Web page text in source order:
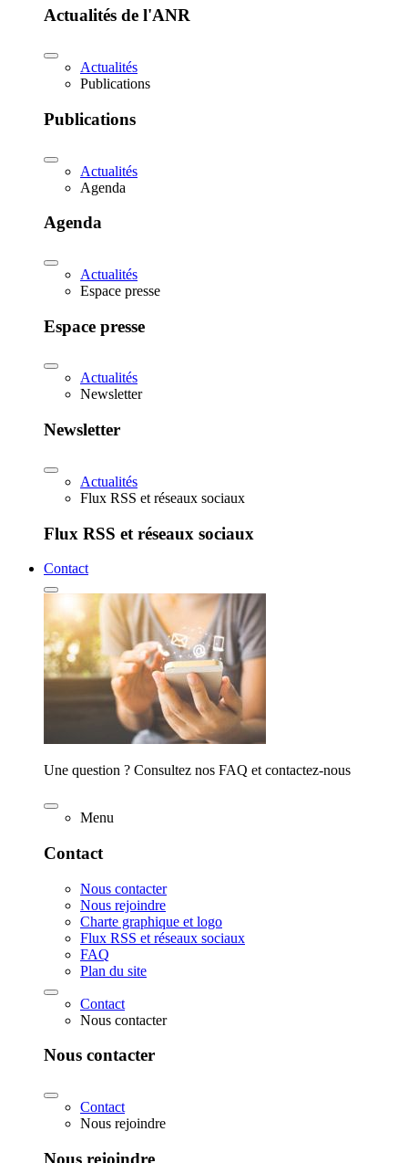
Actualités de l'ANR
Actualités
Publications
Publications
Actualités
Agenda
Agenda
Actualités
Espace presse
Espace presse
Actualités
Newsletter
Newsletter
Actualités
Flux RSS et réseaux sociaux
Flux RSS et réseaux sociaux
Contact
Une question ? Consultez nos FAQ et contactez-nous
Menu
Contact
Nous contacter
Nous rejoindre
Charte graphique et logo
Flux RSS et réseaux sociaux
FAQ
Plan du site
Contact
Nous contacter
Nous contacter
Contact
Nous rejoindre
Nous rejoindre